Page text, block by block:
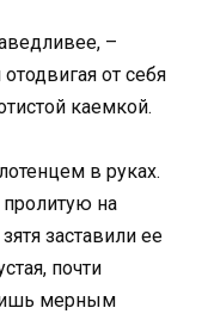
–
от себя
каемкой.
в руках.
пролитую на
заставили ее
почти
мерным